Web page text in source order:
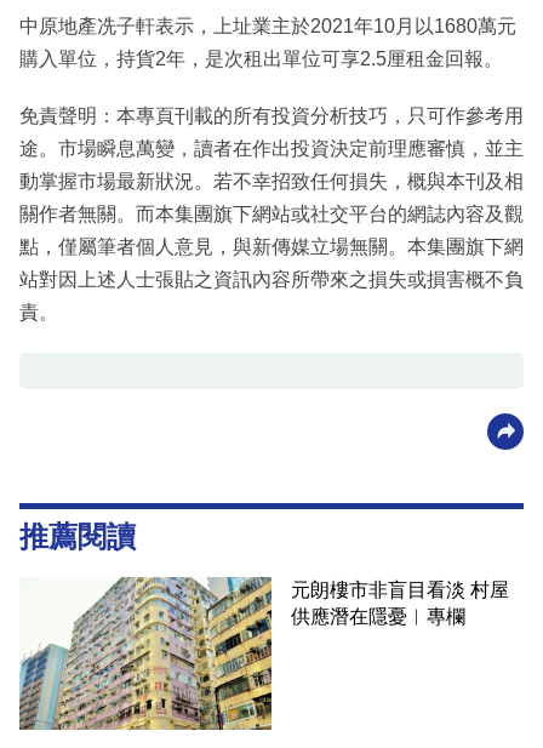
中原地產冼子軒表示，上址業主於2021年10月以1680萬元
購入單位，持貨2年，是次租出單位可享2.5厘租金回報。
免責聲明：本專頁刊載的所有投資分析技巧，只可作參考用
途。市場瞬息萬變，讀者在作出投資決定前理應審慎，並主
動掌握市場最新狀況。若不幸招致任何損失，概與本刊及相
關作者無關。而本集團旗下網站或社交平台的網誌內容及觀
點，僅屬筆者個人意見，與新傳媒立場無關。本集團旗下網
站對因上述人士張貼之資訊內容所帶來之損失或損害概不負
責。
推薦閱讀
元朗樓市非盲目看淡 村屋
供應潛在隱憂︳專欄